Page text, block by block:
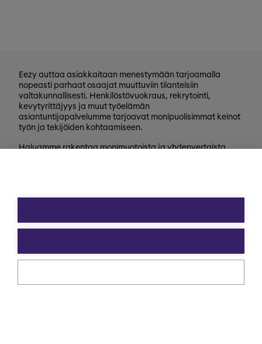
Eezy auttaa asiakkaitaan menestymään tarjoamalla
nopeasti parhaat osaajat muuttuviin tilanteisiin
valtakunnallisesti. Henkilöstövuokraus, rekrytointi,
kevytyrittäjyys ja muut työelämän
asiantuntijapalvelumme tarjoavat monipuolisimmat keinot
työn ja tekijöiden kohtaamiseen.
Haluamme rakentaa monimuotoista ja yhdenvertaista